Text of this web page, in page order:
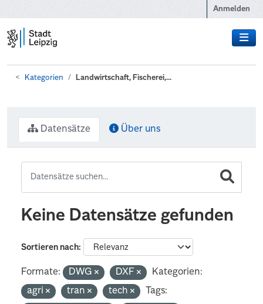
Anmelden
Kategorien Landwirtschaft, Fischerei,...
Datensätze Über uns
Keine Datensätze gefunden
Sortieren nach
Formate: DWG DXF
Kategorien:
agri
tran tech
Tags: